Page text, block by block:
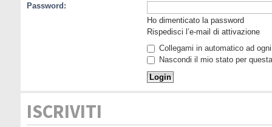
Password:
Ho dimenticato la password
Rispedisci l’e-mail di attivazione
Collegami in automatico ad
Nascondi il mio stato per
ISCRIVITI